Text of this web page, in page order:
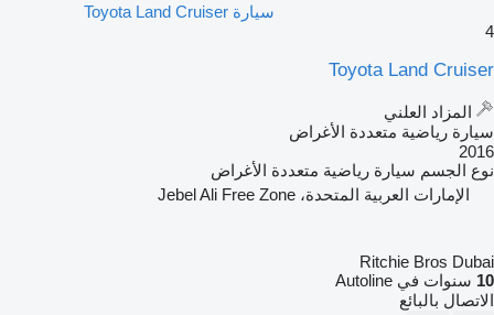
سيارة Toyota Land Cruiser
4
Toyota Land Cruiser
المزاد العلني
سيارة رياضية متعددة الأغراض
2016
نوع الجسم سيارة رياضية متعددة الأغراض
الإمارات العربية المتحدة، Jebel Ali Free Zone
Ritchie Bros Dubai
10 سنوات في Autoline
الاتصال بالبائع